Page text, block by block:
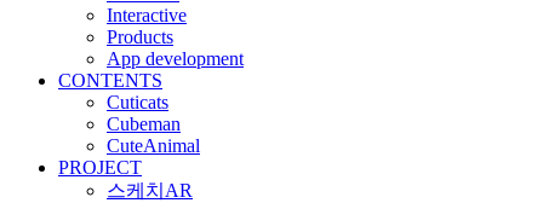
Interactive
Products
App development
CONTENTS
Cuticats
Cubeman
CuteAnimal
PROJECT
스케치AR